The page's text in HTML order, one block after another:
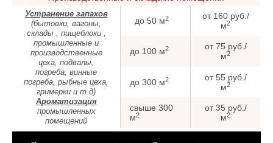
Устранение запахов
(бытовки, вагоны,
склады , пищеблоки ,
промышленные и
производственные
цеха, подвалы,
погреба, винные
погреба, рыбные цеха,
гримерки и т.д)
Ароматизация
промышленных
помещений
до 50 м2
от 160 руб./
м2
до 100 м2
от 75 руб./
м2
до 300 м2
от 55 руб./
м2
свыше 300
м2
от 35 руб./
м2